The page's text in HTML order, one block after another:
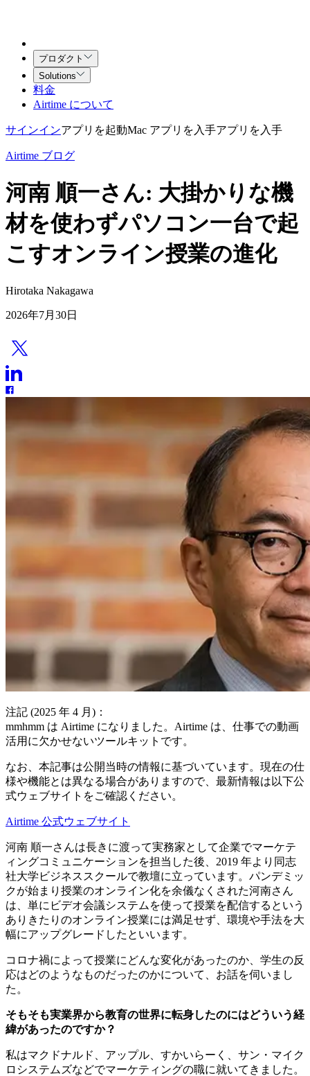
プロダクト
Solutions
料金
Airtime について
サインインアプリを起動Mac アプリを入手アプリを入手
Airtime ブログ
河南 順一さん: 大掛かりな機
材を使わずパソコン一台で起
こすオンライン授業の進化
Hirotaka Nakagawa
2026年7月30日
注記 (2025 年 4 月)：
mmhmm は Airtime になりました。Airtime は、仕事での動画
活用に欠かせないツールキットです。
なお、本記事は公開当時の情報に基づいています。現在の仕
様や機能とは異なる場合がありますので、最新情報は以下公
式ウェブサイトをご確認ください。
Airtime 公式ウェブサイト
河南 順一さんは長きに渡って実務家として企業でマーケテ
ィングコミュニケーションを担当した後、2019 年より同志
社大学ビジネススクールで教壇に立っています。パンデミッ
クが始まり授業のオンライン化を余儀なくされた河南さん
は、単にビデオ会議システムを使って授業を配信するという
ありきたりのオンライン授業には満足せず、環境や手法を大
幅にアップグレードしたといいます。
コロナ禍によって授業にどんな変化があったのか、学生の反
応はどのようなものだったのかについて、お話を伺いまし
た。
そもそも実業界から教育の世界に転身したのにはどういう経
緯があったのですか？
私はマクドナルド、アップル、すかいらーく、サン・マイク
ロシステムズなどでマーケティングの職に就いてきました。